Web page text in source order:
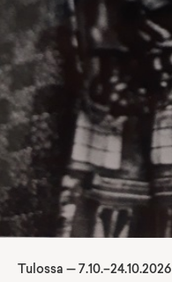
Tulossa — 7.10.–24.10.2026